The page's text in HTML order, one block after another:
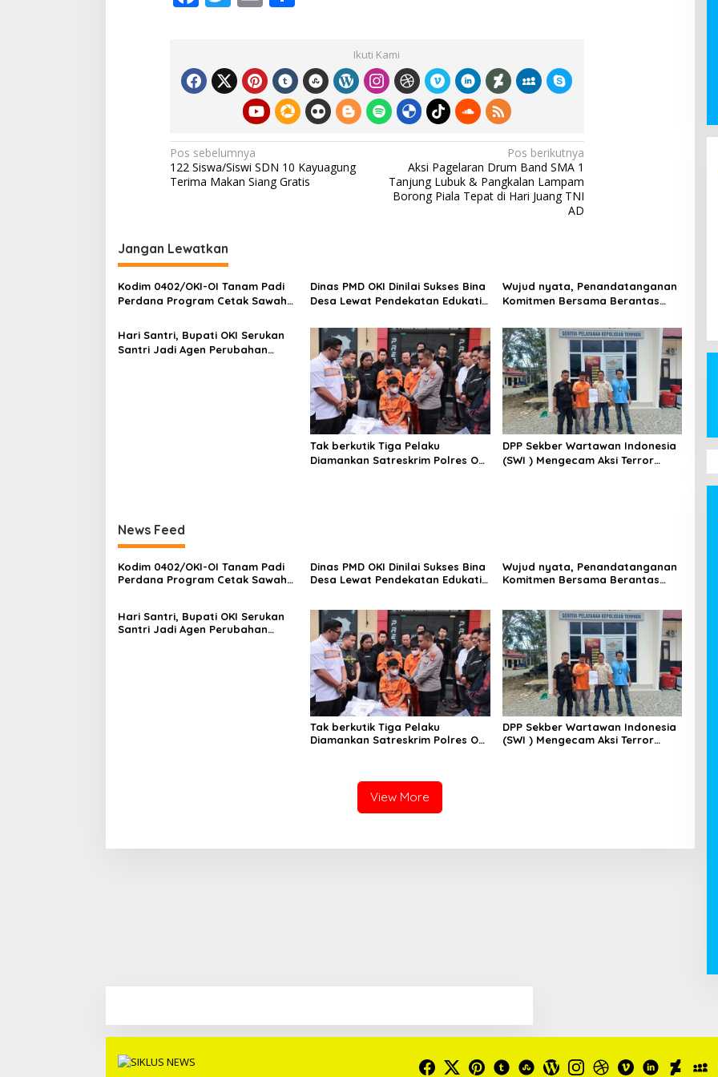
e
d
i
D
i
n
B
a
k
b
o
k
er l e Ikuti Kami
N
a
g
a
s
i
p
o
Pos sebelumnya
122 Siswa/Siswi SDN 10 Kayuagung
Terima Makan Siang Gratis
Pos berikutnya
Aksi Pagelaran Drum Band SMA 1
Tanjung Lubuk & Pangkalan Lampam
Borong Piala Tepat di Hari Juang TNI
AD
Jangan Lewatkan
Kodim 0402/OKI-OI Tanam Padi
Perdana Program Cetak Sawah
Dinas PMD OKI Dinilai Sukses Bina
Desa Lewat Pendekatan Edukatif
Wujud nyata, Penandatanganan
Komitmen Bersama Berantas
Pemasyarakatan Kayuagung ( LP
)
Hari Santri, Bupati OKI Serukan
Santri Jadi Agen Perubahan
Tak berkutik Tiga Pelaku
Diamankan Satreskrim Polres OKI
DPP Sekber Wartawan Indonesia
(SWI ) Mengecam Aksi Terror
News Feed
Kodim 0402/OKI-OI Tanam Padi
Perdana Program Cetak Sawah
Dinas PMD OKI Dinilai Sukses Bina
Desa Lewat Pendekatan Edukatif
Wujud nyata, Penandatanganan
Komitmen Bersama Berantas
)
Hari Santri, Bupati OKI Serukan
Santri Jadi Agen Perubahan
Tak berkutik Tiga Pelaku
Diamankan Satreskrim Polres OKI
DPP Sekber Wartawan Indonesia
(SWI ) Mengecam Aksi Terror
View More
Masa Sidang III Tahun 2024 – 2025
Tarmusi,SE Siap Dengar Keluhan
Warga
Di Berita, OKI, Politik |